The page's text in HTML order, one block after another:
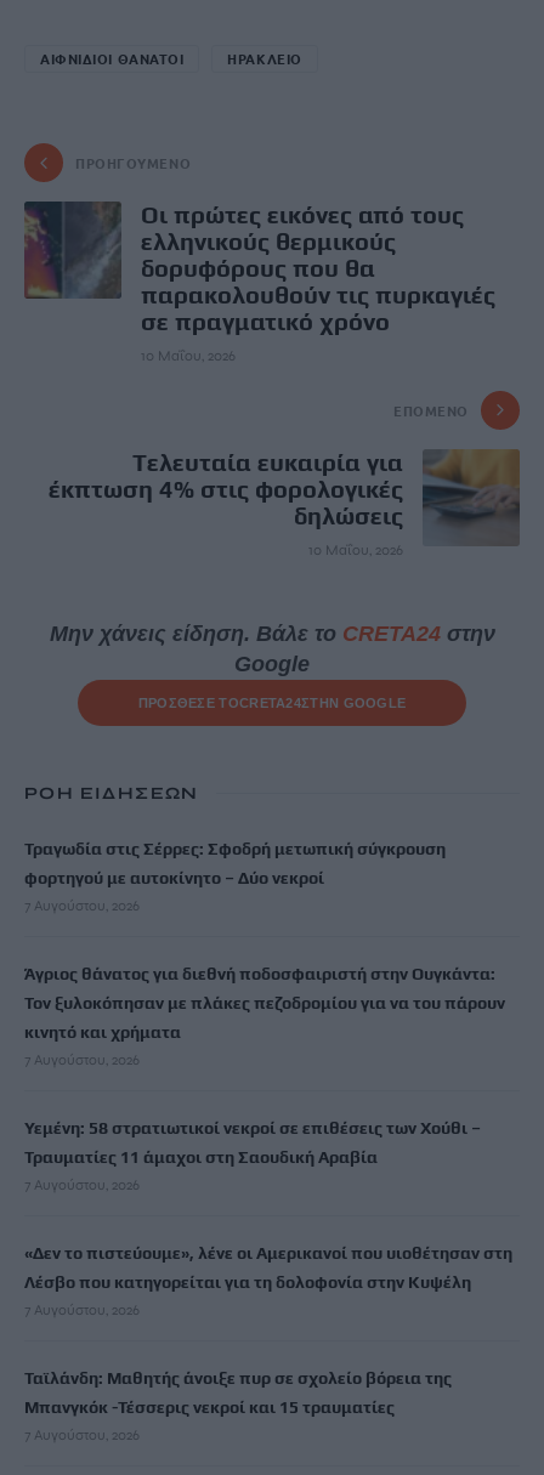
ΑΙΦΝΙΔΙΟΙ ΘΑΝΑΤΟΙ ΗΡΑΚΛΕΙΟ
ΠΡΟΗΓΟΎΜΕΝΟ
Οι πρώτες εικόνες από τους
ελληνικούς θερμικούς
δορυφόρους που θα
παρακολουθούν τις πυρκαγιές
σε πραγματικό χρόνο
10 Μαΐου, 2026
ΕΠΌΜΕΝΟ
Tελευταία ευκαιρία για
έκπτωση 4% στις φορολογικές
δηλώσεις
10 Μαΐου, 2026
Μην χάνεις είδηση. Βάλε το CRETA24στην
Google
ΠΡΟΣΘΕΣΕ ΤΟCRETA24ΣΤΗΝ GOOGLE
ΡΟΗ ΕΙΔΗΣΕΩΝ
Τραγωδία στις Σέρρες: Σφοδρή μετωπική σύγκρουση
φορτηγού με αυτοκίνητο – Δύο νεκροί
7 Αυγούστου, 2026
Άγριος θάνατος για διεθνή ποδοσφαιριστή στην Ουγκάντα:
Τον ξυλοκόπησαν με πλάκες πεζοδρομίου για να του πάρουν
κινητό και χρήματα
7 Αυγούστου, 2026
Υεμένη: 58 στρατιωτικοί νεκροί σε επιθέσεις των Χούθι –
Τραυματίες 11 άμαχοι στη Σαουδική Αραβία
7 Αυγούστου, 2026
«Δεν το πιστεύουμε», λένε οι Αμερικανοί που υιοθέτησαν στη
Λέσβο που κατηγορείται για τη δολοφονία στην Κυψέλη
7 Αυγούστου, 2026
Ταϊλάνδη: Μαθητής άνοιξε πυρ σε σχολείο βόρεια της
Μπανγκόκ -Τέσσερις νεκροί και 15 τραυματίες
7 Αυγούστου, 2026